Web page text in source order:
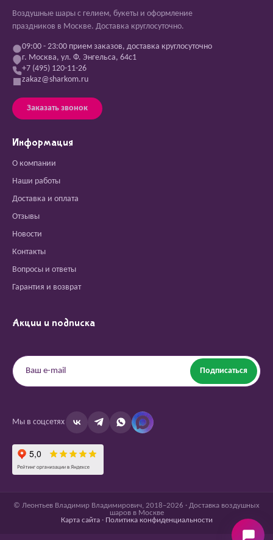
Воздушные шары с гелием, букеты и оформление
праздников в Москве. Доставка круглосуточно.
09:00 - 23:00 прием заказов, доставка круглосуточно
г. Москва, ул. Ф. Энгельса, 64с1
+7 (495) 120-11-26
zakaz@sharkom.ru
Заказать звонок
Информация
О компании
Наши работы
Доставка и оплата
Отзывы
Новости
Контакты
Вопросы и ответы
Гарантия и возврат
Акции и подписка
Подписаться
Мы в соцсетях
© Леонтьев Владимир Владимирович, 2018–2026 · Доставка воздушных
шаров в Москве
Карта сайта· Политика конфиденциальности